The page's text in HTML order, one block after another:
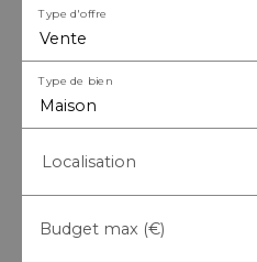
Vente
Type d'offre
Maison
Type de bien
Localisation
Budget max (€)